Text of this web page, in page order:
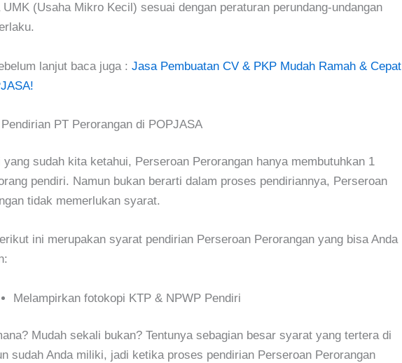
UMK (Usaha Mikro Kecil) sesuai dengan peraturan perundang-undangan
lanjut baca juga : Jasa Pembuatan CV & PKP Mudah Ramah & Cepat
PT Perorangan di POPJASA
yang sudah kita ketahui, Perseroan Perorangan hanya membutuhkan 1
pendiri. Namun bukan berarti dalam proses pendiriannya, Perseroan
tidak memerlukan syarat.
ini merupakan syarat pendirian Perseroan Perorangan yang bisa Anda
Melampirkan fotokopi KTP & NPWP Pendiri
Mudah sekali bukan? Tentunya sebagian besar syarat yang tertera di
sudah Anda miliki, jadi ketika proses pendirian Perseroan Perorangan